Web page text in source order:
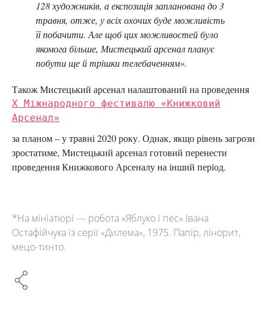
128 художників, а експозиція запланована до 3
травня, отже, у всіх охочих буде можливість
її побачити. Але щоб цих можливостей було
якомога більше, Мистецький арсенал планує
побути ще й трішки телебаченням».
Також Мистецький арсенал налаштований на проведення
Х Міжнародного фестивалю «Книжковий
Арсенал»
за планом – у травні 2020 року. Однак, якщо рівень загрози
зростатиме, Мистецький арсенал готовий перенести
проведення Книжкового Арсеналу на інший період.
*На мініатюрі — робота «Яблуко і пес» Івана
Остафійчука із серії «Дилема», 1975. Папір, лінорит,
мецо-тинто.